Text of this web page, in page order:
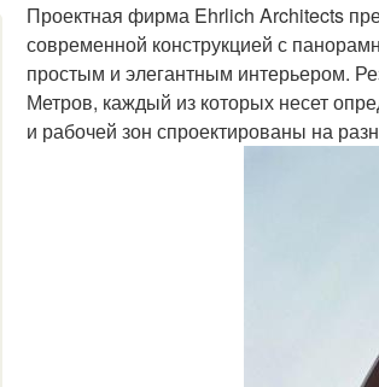
Проектная фирма Ehrlich Architects
современной конструкцией с
простым и элегантным интерьером.
Метров, каждый из которых несет
и рабочей зон спроектированы на